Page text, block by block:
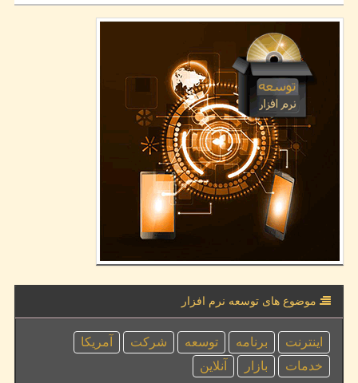
موضوع های توسعه نرم افزار
اینترنت برنامه توسعه شركت
آمریكا
خدمات
بازار آنلاین